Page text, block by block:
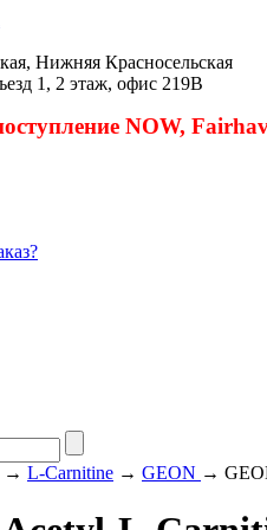
Нижняя Красносельская
1, 2 этаж, офис 219В
NOW,
→ L-Carnitine → GEON →